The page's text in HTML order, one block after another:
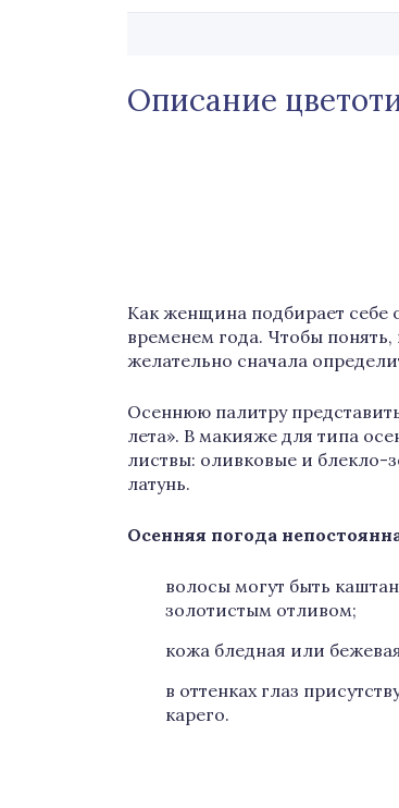
Описание
Как женщина подбирает себе
временем года. Чтобы
желательно сначала
Осеннюю палитру
лета». В макияже для типа
листвы: оливковые и блекло-
латунь.
Осенняя погода
волосы могут быть
золотистым отливом;
кожа бледная или
в оттенках глаз
карего.